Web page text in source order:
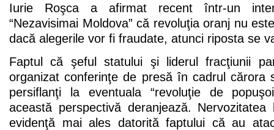
Iurie Roşca a afirmat recent într-un
“Nezavisimai Moldova” că revoluţia oranj nu
dacă alegerile vor fi fraudate, atunci riposta se
Faptul că şeful statului şi liderul fracţiunii
organizat conferinţe de presă în cadrul cărora
persiflanţi la eventuala “revoluţie de
această perspectivă deranjează.
evidenţă mai ales datorită faptului că au